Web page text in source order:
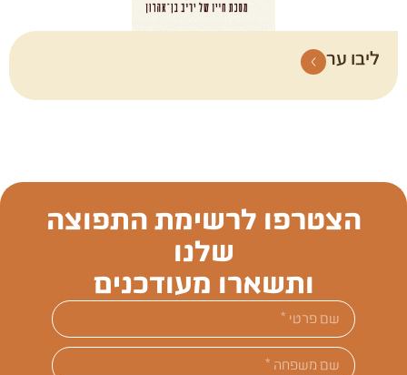
ליבו ער
הצטרפו לרשימת התפוצה
שלנו
ותשארו מעודכנים